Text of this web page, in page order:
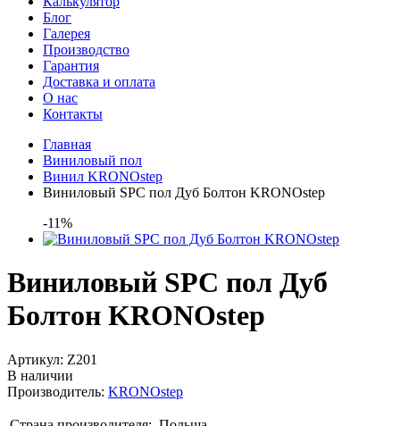
Блог
Галерея
Производство
Гарантия
Доставка и оплата
О нас
Контакты
Главная
Виниловый пол
Винил KRONOstep
Виниловый SPC пол Дуб Болтон KRONOstep
-11%
Виниловый SPC пол Дуб
Болтон KRONOstep
Артикул: Z201
В наличии
Производитель: KRONOstep